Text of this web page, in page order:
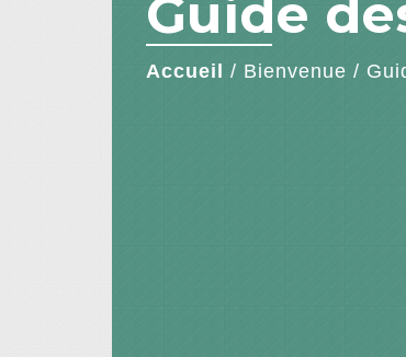
Guide
Accueil / Bienvenue /